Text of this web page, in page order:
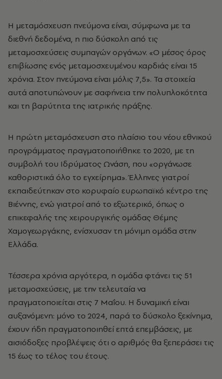
Η μεταμόσχευση πνεύμονα είναι, σύμφωνα με τα
διεθνή δεδομένα, η πιο δύσκολη από τις
μεταμοσχεύσεις συμπαγών οργάνων. «Ο μέσος όρος
επιβίωσης ενός μεταμοσχευμένου καρδιάς είναι 15
χρόνια. Στον πνεύμονα είναι μόλις 7,5». Τα στοιχεία
αυτά αποτυπώνουν με σαφήνεια την πολυπλοκότητα
και τη βαρύτητα της ιατρικής πράξης.
Η πρώτη μεταμόσχευση στο πλαίσιο του νέου εθνικού
προγράμματος πραγματοποιήθηκε το 2020, με τη
συμβολή του Ιδρύματος Ωνάση, που «οργάνωσε
καθοριστικά όλο το εγχείρημα». Έλληνες γιατροί
εκπαιδεύτηκαν στο κορυφαίο ευρωπαϊκό κέντρο της
Βιέννης, ενώ γιατροί από το εξωτερικό, όπως ο
επικεφαλής της χειρουργικής ομάδας Θέμης
Χαμογεωργάκης, ενίσχυσαν τη μόνιμη ομάδα στην
Ελλάδα.
Τέσσερα χρόνια αργότερα, η ομάδα φτάνει τις 51
μεταμοσχεύσεις, με την τελευταία να
πραγματοποιείται στις 7 Μαΐου. Η δυναμική είναι
αυξανόμενη: μόνο το 2024, παρά το δύσκολο ξεκίνημα,
έχουν ήδη πραγματοποιηθεί επτά επεμβάσεις, με
αισιόδοξες προβλέψεις ότι ο αριθμός θα ξεπεράσει τις
15 έως το τέλος του έτους.